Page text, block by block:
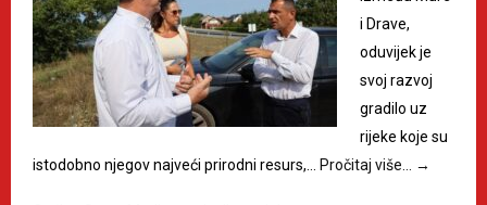
i Drave,
oduvijek je
svoj razvoj
gradilo uz
rijeke koje su
istodobno njegov najveći prirodni resurs,…
Pročitaj više… →